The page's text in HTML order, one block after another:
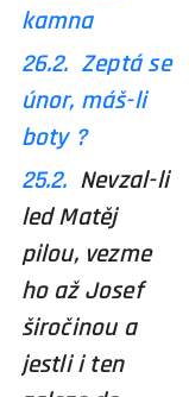
kamna
26.2. Zeptá se
únor, máš-li
boty ?
25.2. Nevzal-li
led Matěj
pilou, vezme
ho až Josef
širočinou a
jestli i ten